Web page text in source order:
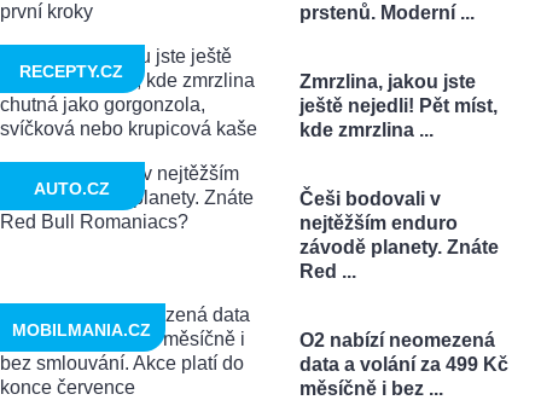
prstenů. Moderní ...
Zmrzlina, jakou jste
ještě nejedli! Pět míst,
kde zmrzlina ...
RECEPTY.CZ
Češi bodovali v
nejtěžším enduro
závodě planety. Znáte
Red ...
AUTO.CZ
O2 nabízí neomezená
data a volání za 499 Kč
měsíčně i bez ...
MOBILMANIA.CZ